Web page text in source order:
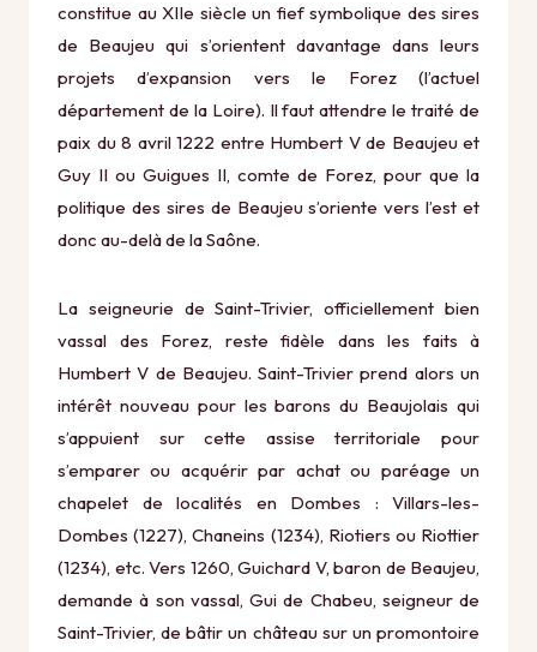
constitue au XIIe siècle un fief symbolique des sires
de Beaujeu qui s’orientent davantage dans leurs
projets d’expansion vers le Forez (l’actuel
département de la Loire). Il faut attendre le traité de
paix du 8 avril 1222 entre Humbert V de Beaujeu et
Guy II ou Guigues II, comte de Forez, pour que la
politique des sires de Beaujeu s’oriente vers l’est et
donc au-delà de la Saône.
La seigneurie de Saint-Trivier, officiellement bien
vassal des Forez, reste fidèle dans les faits à
Humbert V de Beaujeu. Saint-Trivier prend alors un
intérêt nouveau pour les barons du Beaujolais qui
s’appuient sur cette assise territoriale pour
s’emparer ou acquérir par achat ou paréage un
chapelet de localités en Dombes : Villars-les-
Dombes (1227), Chaneins (1234), Riotiers ou Riottier
(1234), etc. Vers 1260, Guichard V, baron de Beaujeu,
demande à son vassal, Gui de Chabeu, seigneur de
Saint-Trivier, de bâtir un château sur un promontoire